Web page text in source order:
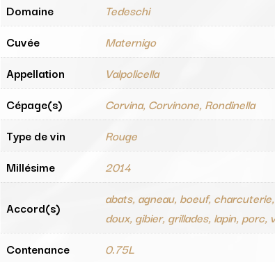
Domaine
Tedeschi
Cuvée
Maternigo
Appellation
Valpolicella
Cépage(s)
Corvina, Corvinone, Rondinella
Type de vin
Rouge
Millésime
2014
Accord(s)
abats, agneau, boeuf,
doux, gibier, grillades, lapin, porc,
Contenance
0.75L